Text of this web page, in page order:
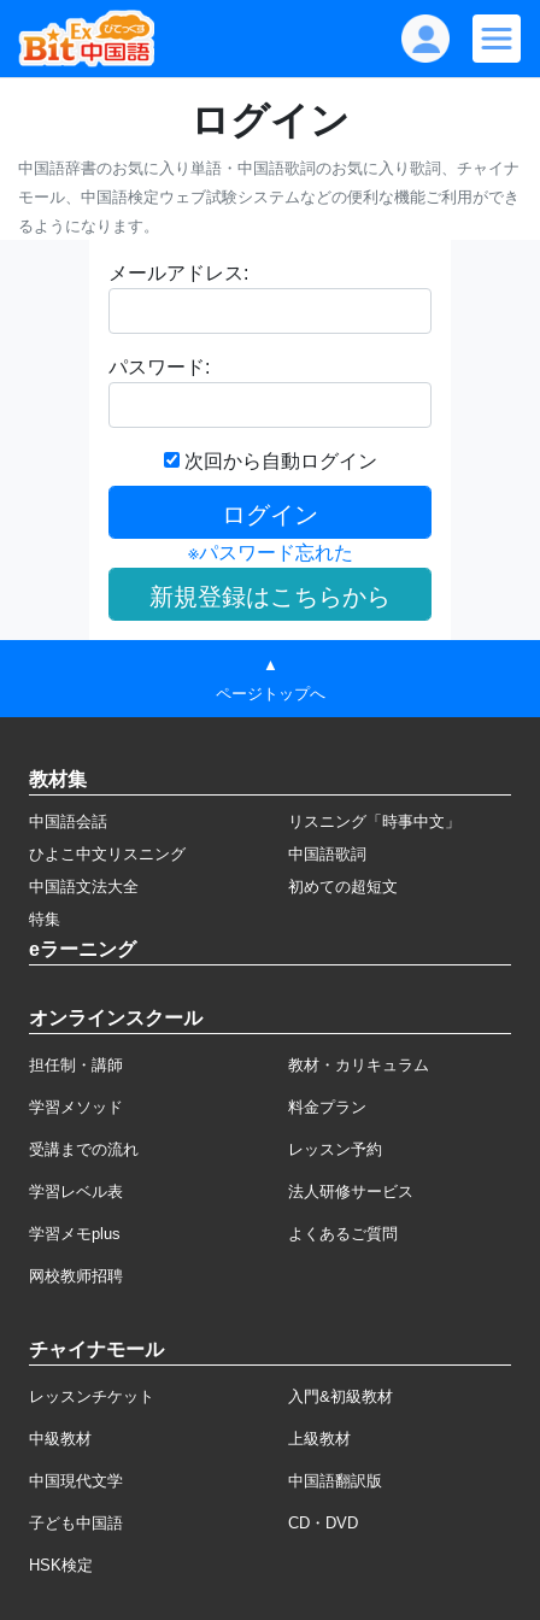
ログイン
中国語辞書のお気に入り単語・中国語歌詞のお気に入り歌詞、チャイナ
モール、中国語検定ウェブ試験システムなどの便利な機能ご利用ができ
るようになります。
メールアドレス:
パスワード:
次回から自動ログイン
※パスワード忘れた
▲
ページトップへ
教材集
中国語会話
リスニング「時事中文」
ひよこ中文リスニング
中国語歌詞
中国語文法大全
初めての超短文
特集
eラーニング
オンラインスクール
担任制・講師 教材・カリキュラム
学習メソッド 料金プラン
受講までの流れ レッスン予約
学習レベル表 法人研修サービス
学習メモplus よくあるご質問
网校教师招聘
チャイナモール
レッスンチケット 入門&初級教材
中級教材 上級教材
中国現代文学 中国語翻訳版
子ども中国語 CD・DVD
HSK検定